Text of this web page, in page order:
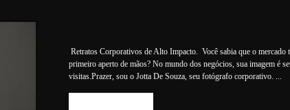
Retratos Corporativos de Alto Impacto. Você sabia que o mercado
primeiro aperto de mãos? No mundo dos negócios, sua imagem é
visitas.Prazer, sou o Jotta De Souza, seu fotógrafo corporativo. ...